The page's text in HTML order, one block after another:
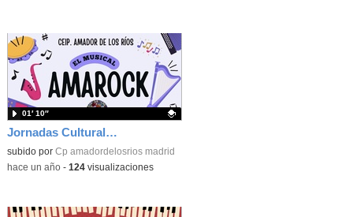
Jornadas Culturales 2025_Amarock, el musical
Contenido educativo.
subido por Cp amadordelosrios madrid
01′ 10″
-hace un año- 124visualizaciones